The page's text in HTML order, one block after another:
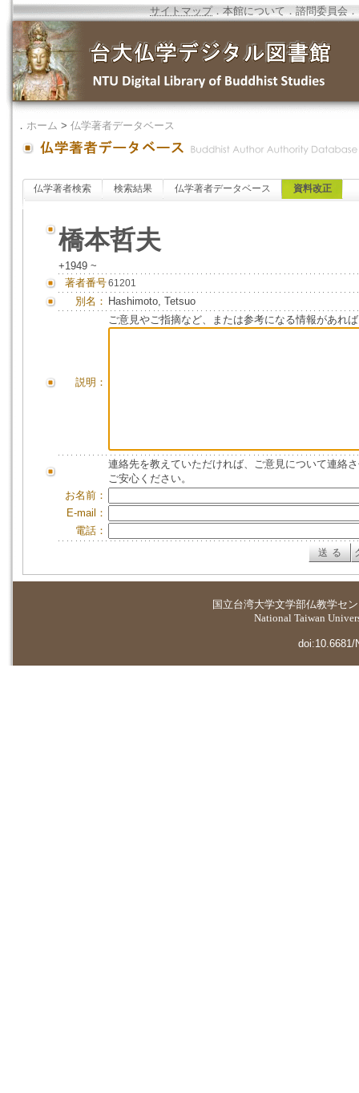
サイトマップ．本館について ．諮問委員会 ．
． ホーム > 仏学著者データベース
仏学著者検索 検索結果 仏学著者データベース 資料改正
橋本哲夫
+1949 ~
著者番号61201
別名： Hashimoto, Tetsuo
説明：
ご意見やご指摘など、または参考になる情報があれ
連絡先を教えていただければ、ご意見について連絡
ご安心ください。
お名前：
E-mail：
電話：
国立台湾大学文学部仏教学セ
National Taiwan
doi:10.6681/